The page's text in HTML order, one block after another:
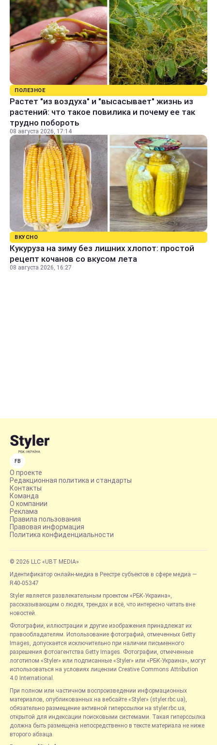
ПОЛЕЗНОЕ
Растет "из воздуха" и "высасывает" жизнь из
растений: что такое повилика и почему ее так
трудно побороть
08 августа 2026, 17:14
ВКУСНО
Кукуруза на зиму без лишних хлопот: простой
рецепт кочанов со вкусом лета
08 августа 2026, 16:27
FB
О проекте
Редакционная политика и стандарты
Контакты
Команда
О компании
Реклама
Правила пользования
Правовая информация
Политика конфиденциальности
© 2026 LLC «UBT MEDIA»
Идентификатор онлайн-медиа в Реестре субъектов в сфере медиа —
R40-05347
Styler является развлекательным проектом «РБК-Украина»,
рассказывающим о людях, трендах и всё, что интересно читать вне
новостей.
Фотографии, иллюстрации и другие изображения принадлежат их
правообладателям. Использование фотографий, отмеченных Getty
Images, допускается исключительно при наличии письменного
разрешения фотоагентства Getty Images. Фотографии, отмеченные
логотипом «Styler» или подписанные «Styler» или «РБК-Украина», могут
использоваться на условиях лицензии Creative Commons Attribution
4.0 International.
При полном или частичном воспроизведении информационных
материалов, опубликованных на вебсайте «Styler» (styler.rbc.ua),
обязательно размещение активной гиперссылки на styler.rbc.ua,
открытой для индексации поисковыми системами. Такая гиперссылка
должна быть размещена непосредственно в тексте материала не ниже
второго абзаца.